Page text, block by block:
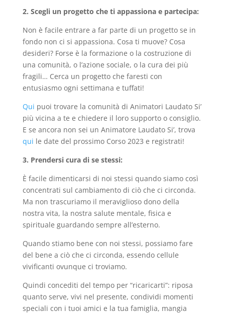
2. Scegli un progetto che ti appassiona e partecipa:
Non è facile entrare a far parte di un progetto se in
fondo non ci si appassiona. Cosa ti muove? Cosa
desideri? Forse è la formazione o la costruzione di
una comunità, o l’azione sociale, o la cura dei più
fragili… Cerca un progetto che faresti con
entusiasmo ogni settimana e tuffati!
Qui puoi trovare la comunità di Animatori Laudato Si’
più vicina a te e chiedere il loro supporto o consiglio.
E se ancora non sei un Animatore Laudato Si’, trova
qui le date del prossimo Corso 2023 e registrati!
3. Prendersi cura di se stessi:
È facile dimenticarsi di noi stessi quando siamo così
concentrati sul cambiamento di ciò che ci circonda.
Ma non trascuriamo il meraviglioso dono della
nostra vita, la nostra salute mentale, fisica e
spirituale guardando sempre all’esterno.
Quando stiamo bene con noi stessi, possiamo fare
del bene a ciò che ci circonda, essendo cellule
vivificanti ovunque ci troviamo.
Quindi concediti del tempo per “ricaricarti”: riposa
quanto serve, vivi nel presente, condividi momenti
speciali con i tuoi amici e la tua famiglia, mangia